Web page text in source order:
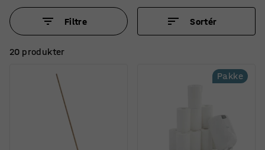
Filtre Sortér
20 produkter
Pakke